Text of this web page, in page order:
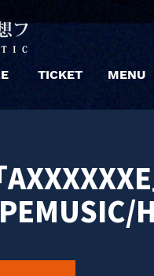
TICKET MENU